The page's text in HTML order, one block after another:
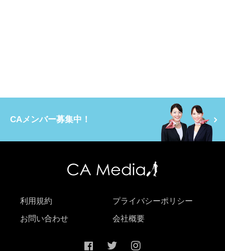
CAメンバー募集中！
利用規約 プライバシーポリシー
お問い合わせ 会社概要